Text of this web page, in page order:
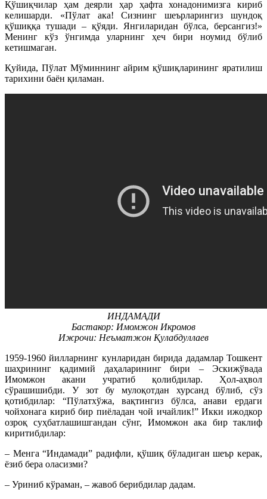
Қўшиқчилар ҳам деярли ҳар ҳафта хонадонимизга кириб
келишарди. «Пўлат ака! Сизнинг шеърларингиз шундоқ
қўшиққа тушади – қўяди. Янгиларидан бўлса, берсангиз!»
Менинг кўз ўнгимда уларнинг ҳеч бири ноумид бўлиб
кетишмаган.
Қуйида, Пўлат Мўминнинг айрим қўшиқларининг яратилиш
тарихини баён қиламан.
ИНДАМАДИ
Бастакор: Имомжон Икромов
Ижрочи: Неъматжон Қулабдуллаев
1959-1960 йилларнинг кунларидан бирида дадамлар Тошкент
шаҳрининг қадимий даҳаларининг бири – Эскижўвада
Имомжон акани учратиб қолибдилар. Ҳол-аҳвол
сўрашишибди. У зот бу мулоқотдан хурсанд бўлиб, сўз
қотибдилар: “Пўлатхўжа, вақтингиз бўлса, анави ердаги
чойхонага кириб бир пиёладан чой ичайлик!” Икки ижодкор
озроқ суҳбатлашишгандан сўнг, Имомжон ака бир таклиф
киритибдилар:
– Менга “Индамади” радифли, қўшиқ бўладиган шеър керак,
ёзиб бера оласизми?
– Уриниб кўраман, – жавоб берибдилар дадам.